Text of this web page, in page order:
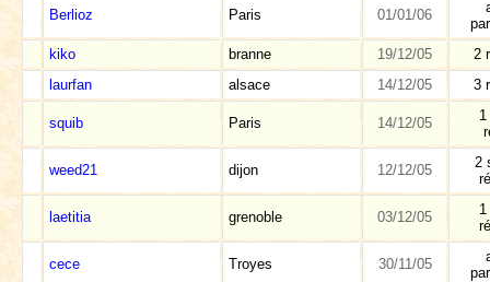
Berlioz Paris 01/01/06
kiko
branne 19/12/05
2
laurfan
alsace 14/12/05 3
squib Paris 14/12/05
weed21 dijon 12/12/05
2
laetitia grenoble 03/12/05
cece Troyes 30/11/05